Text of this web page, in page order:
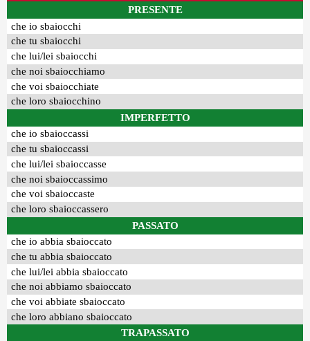
PRESENTE
che io sbaiocchi
che tu sbaiocchi
che lui/lei sbaiocchi
che noi sbaiocchiamo
che voi sbaiocchiate
che loro sbaiocchino
IMPERFETTO
che io sbaioccassi
che tu sbaioccassi
che lui/lei sbaioccasse
che noi sbaioccassimo
che voi sbaioccaste
che loro sbaioccassero
PASSATO
che io abbia sbaioccato
che tu abbia sbaioccato
che lui/lei abbia sbaioccato
che noi abbiamo sbaioccato
che voi abbiate sbaioccato
che loro abbiano sbaioccato
TRAPASSATO